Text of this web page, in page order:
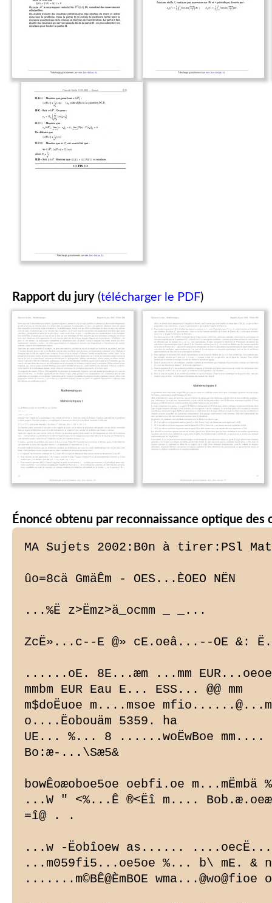
Rapport du jury (télécharger le PDF)
Énoncé obtenu par reconnaissance optique des
MA Sujets 2002:B0n à tirer:PSl
ûo=8cä GmäÊm - OES...ÈOEO NËN
...%Ë z>Ëmz>ä_ocmm _ _...
ZcË»...c--E @» cE.oeâ...--OE &:
......oE. 8E...æm ...mm
mmbm EUR Eau E... ESS... @@ mm
m$doËuoe m....msoe
o....Ëobouäm 5359. ha
UE... %... 8 ......woËwBoe mm....
Bo:æ-...\Sæ5&
bowÊoæoboe5oe oebfi.oe
...W " <%...Ê ®<Ëî m.... Bob.æ.oeæ
=î@ . .
...w -Ëobîoew as......
...m059fi5...oe5oe %... b\ mE. &
.......m©BÊ@ÈmBOE